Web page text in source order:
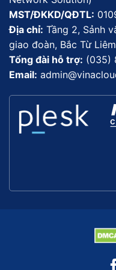
MST/ĐKKD/QĐTL:
Địa chỉ: Tầng 2, Sảnh
giao đoàn, Bắc Từ
Tổng đài hỗ trợ: (035)
Email: